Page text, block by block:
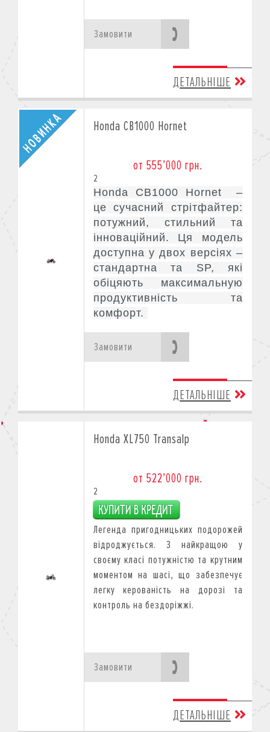
Замовити
ДЕТАЛЬНІШЕ
Honda CB1000 Hornet
от 555’000 грн.
2
Honda CB1000 Hornet –
це сучасний стрітфайтер:
потужний, стильний та
інноваційний. Ця модель
доступна у двох версіях –
стандартна та SP, які
обіцяють максимальную
продуктивність та
комфорт.
Замовити
ДЕТАЛЬНІШЕ
Honda XL750 Transalp
от 522’000 грн.
2
Легенда пригодницьких подорожей
відроджується. З найкращою у
своєму класі потужністю та крутним
моментом на шасі, що забезпечує
легку керованість на дорозі та
контроль на бездоріжжі.
Замовити
ДЕТАЛЬНІШЕ